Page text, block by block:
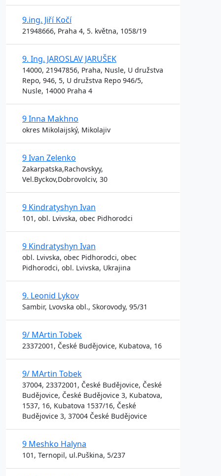
9.ing. Jiří Kočí
21948666, Praha 4, 5. května, 1058/19
9. Ing. JAROSLAV JARUŠEK
14000, 21947856, Praha, Nusle, U družstva
Repo, 946, 5, U družstva Repo 946/5,
Nusle, 14000 Praha 4
9 Inna Makhno
okres Mikolaijský, Mikolajiv
9 Ivan Zelenko
Zakarpatska,Rachovskyy,
Vel.Byckov,Dobrovolciv, 30
9 Kindratyshyn Ivan
101, obl. Lvivska, obec Pidhorodci
9 Kindratyshyn Ivan
obl. Lvivska, obec Pidhorodci, obec
Pidhorodci, obl. Lvivska, Ukrajina
9. Leonid Lykov
Sambir, Lvovska obl., Skorovody, 95/31
9/ MArtin Tobek
23372001, České Budějovice, Kubatova, 16
9/ MArtin Tobek
37004, 23372001, České Budějovice, České
Budějovice, České Budějovice 3, Kubatova,
1537, 16, Kubatova 1537/16, České
Budějovice 3, 37004 České Budějovice
9 Meshko Halyna
101, Ternopil, ul.Puškina, 5/237